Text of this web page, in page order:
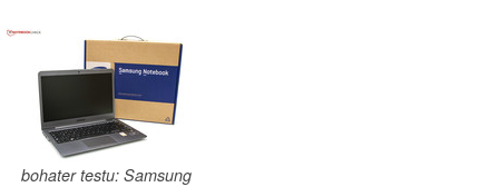
bohater testu: Samsung